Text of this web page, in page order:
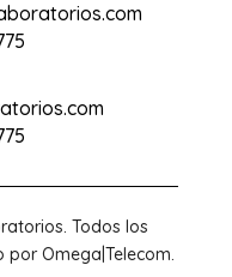
Todos los
por Omega|Telecom.